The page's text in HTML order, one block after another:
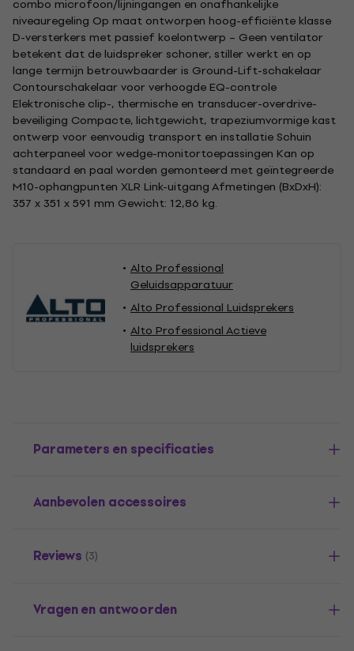
combo microfoon/lijningangen en onafhankelijke
niveauregeling Op maat ontworpen hoog-efficiënte klasse
D-versterkers met passief koelontwerp – Geen ventilator
betekent dat de luidspreker schoner, stiller werkt en op
lange termijn betrouwbaarder is Ground-Lift-schakelaar
Contourschakelaar voor verhoogde EQ-controle
Elektronische clip-, thermische en transducer-overdrive-
beveiliging Compacte, lichtgewicht, trapeziumvormige kast
ontwerp voor eenvoudig transport en installatie Schuin
achterpaneel voor wedge-monitortoepassingen Kan op
standaard en paal worden gemonteerd met geïntegreerde
M10-ophangpunten XLR Link-uitgang Afmetingen (BxDxH):
357 x 351 x 591 mm Gewicht: 12,86 kg.
Alto Professional
Geluidsapparatuur
Alto Professional Luidsprekers
Alto Professional Actieve
luidsprekers
Parameters en specificaties
Aanbevolen accessoires
Reviews (3)
Vragen en antwoorden